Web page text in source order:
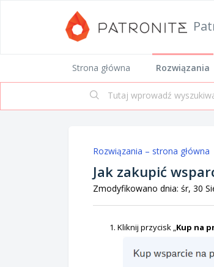
Strona główna Rozwiązania
Rozwiązania – strona główna
Jak zakupić
Zmodyfikowano dnia: śr, 30
Kliknij przycisk „Kup na